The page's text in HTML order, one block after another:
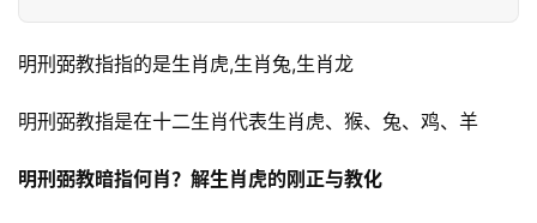
明刑弼教指指的是生肖虎,生肖兔,生肖龙
明刑弼教指是在十二生肖代表生肖虎、猴、兔、鸡、羊
明刑弼教暗指何肖？解生肖虎的刚正与教化